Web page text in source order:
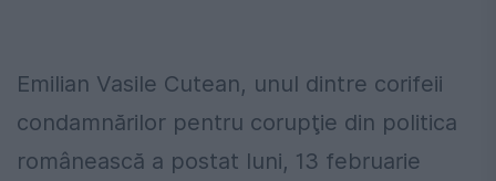
Emilian Vasile Cutean, unul dintre corifeii
condamnărilor pentru corupţie din politica
românească a postat luni, 13 februarie